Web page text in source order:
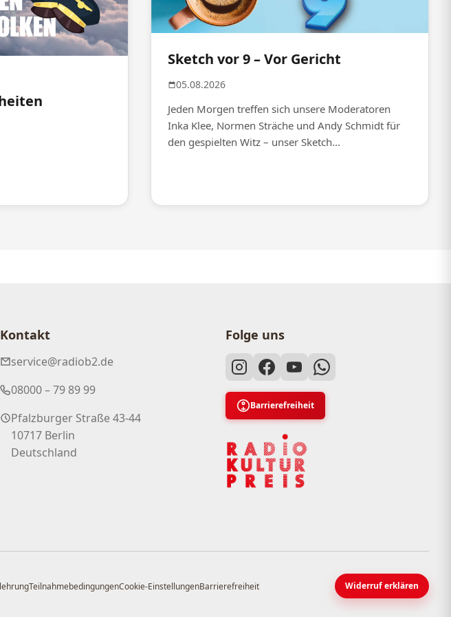
Sketch vor 9 – Vor Gericht
05.08.2026
Jeden Morgen treffen sich unsere Moderatoren
Inka Klee, Normen Sträche und Andy Schmidt für
den gespielten Witz – unser Sketch...
Kontakt
service@radiob2.de
08000 – 79 89 99
Pfalzburger Straße 43-44
10717 Berlin
Deutschland
Folge uns
Barrierefreiheit
TeilnahmebedingungenCookie-EinstellungenBarrierefreiheit Widerruf erklären